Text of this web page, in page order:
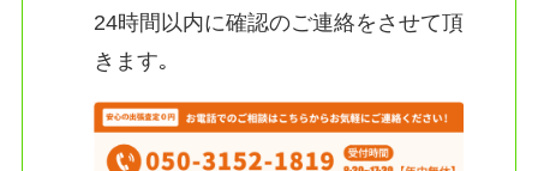
24時間以内に確認のご連絡をさせて頂
きます｡